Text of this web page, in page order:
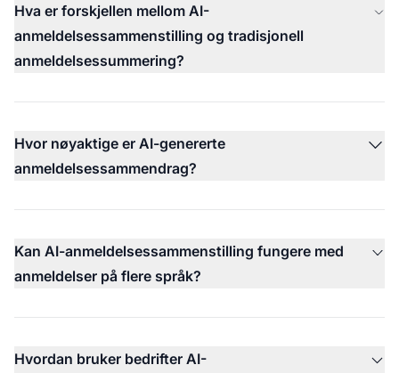
Hva er forskjellen mellom AI-
anmeldelsessammenstilling og tradisjonell
anmeldelsessummering?
Hvor nøyaktige er AI-genererte
anmeldelsessammendrag?
Kan AI-anmeldelsessammenstilling fungere med
anmeldelser på flere språk?
Hvordan bruker bedrifter AI-